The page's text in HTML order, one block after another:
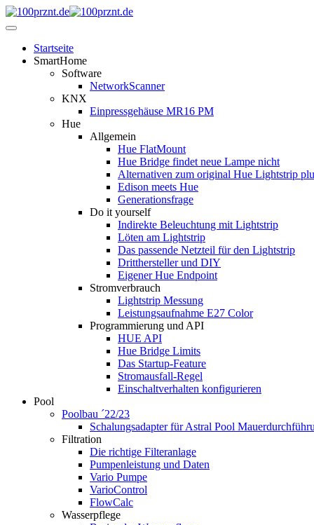
Startseite
SmartHome
Software
NetworkScanner
KNX
Einpressgehäuse MR16 PM
Hue
Allgemein
Hue FlatMount
Hue Bridge findet neue Lampe nicht
Alternativen zum original Hue Lightstrip
Edison meets Hue
Generationsfrage
Do it yourself
Indirekte Beleuchtung mit Lightstrip
Löten am Lightstrip
Das passende Netzteil für den Lightstrip
Dritthersteller und DIY
Eigener Hue Endpoint
Stromverbrauch
Lightstrip Messung
Leistungsaufnahme E27 Color
Programmierung und API
HUE API
Hue Bridge Limits
Das Startup-Feature
Stromausfall-Regel
Einschaltverhalten konfigurieren
Pool
Poolbau ´22/23
Schalungs­adapter für Astral Pool
Filtration
Die richtige Filter­anlage
Pumpenleistung und Daten
Vario Pumpe
Vario­Control
FlowCalc
Wasserpflege